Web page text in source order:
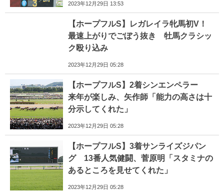
2023年12月29日 13:53
【ホープフルS】レガレイラ牝馬初V！
最速上がりでごぼう抜き 牡馬クラシッ
ク殴り込み
2023年12月29日 05:28
【ホープフルS】2着シンエンペラー
来年が楽しみ、矢作師「能力の高さは十
分示してくれた」
2023年12月29日 05:28
【ホープフルS】3着サンライズジパン
グ 13番人気健闘、菅原明「スタミナの
あるところを見せてくれた」
2023年12月29日 05:28